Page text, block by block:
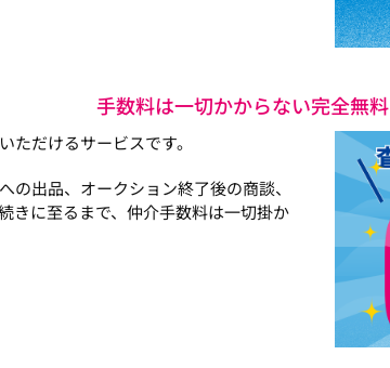
手数料は一切かからない完全無料
ただけるサービスです。
出品、オークション終了後の商談、
きに至るまで、仲介手数料は一切掛か